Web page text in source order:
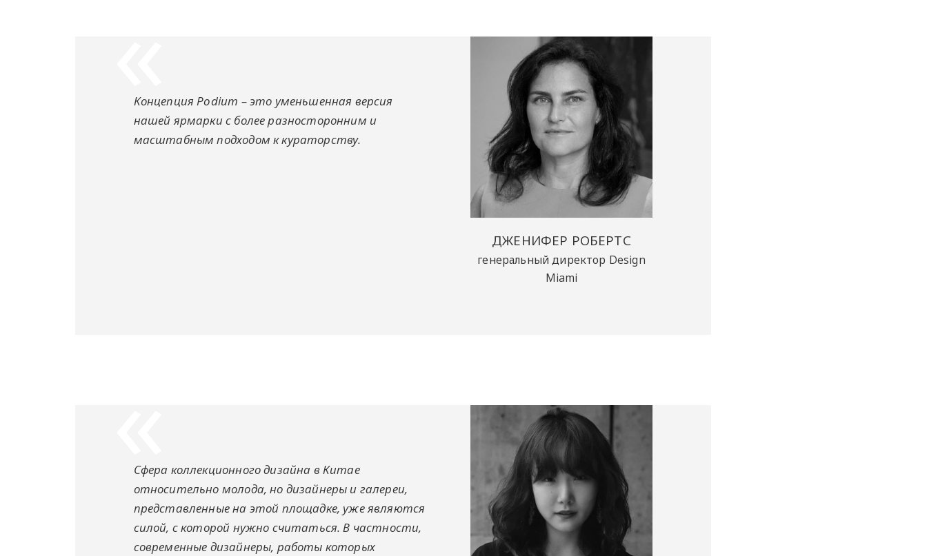
ДЖЕНИФЕР РОБЕРТС
генеральный директор Design
Miami
Концепция Podium – это уменьшенная версия
нашей ярмарки с более разносторонним и
масштабным подходом к кураторству.
Сфера коллекционного дизайна в Китае
относительно молода, но дизайнеры и галереи,
представленные на этой площадке, уже являются
силой, с которой нужно считаться. В частности,
современные дизайнеры, работы которых